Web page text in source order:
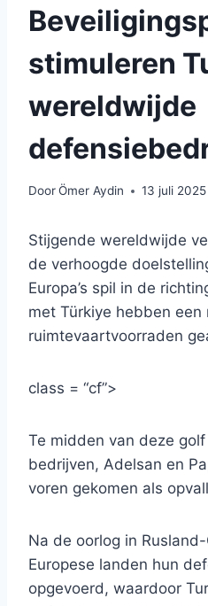
stimuleren
wereldwijde
DoorÖmer Aydin 13 juli 2025
Stijgende wereldwijde
de verhoogde
Europa’s spil in de
met Türkiye hebben
ruimtevaartvoorraden
class = “cf”>
Te midden van deze
bedrijven, Adelsan en
voren gekomen als
Na de oorlog in
Europese landen hun
opgevoerd, waardoor